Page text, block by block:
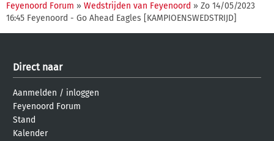
Feyenoord Forum » Wedstrijden van Feyenoord » Zo 14/05/2023
16:45 Feyenoord - Go Ahead Eagles [KAMPIOENSWEDSTRIJD]
Direct naar
Aanmelden / inloggen
Feyenoord Forum
Stand
Kalender